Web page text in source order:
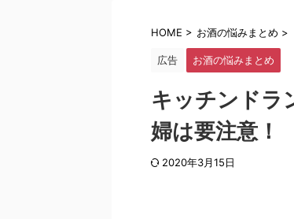
HOME > お酒の悩みまとめ >
広告 お酒の悩みまとめ
キッチンドラ
婦は要注意！
2020年3月15日